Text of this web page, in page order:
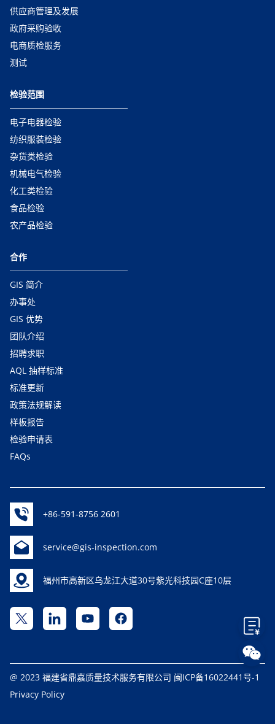
供应商管理及发展
政府采购验收
电商质检服务
测试
检验范围
电子电器检验
纺织服装检验
杂货类检验
机械电气检验
化工类检验
食品检验
农产品检验
合作
GIS 简介
办事处
GIS 优势
团队介绍
招聘求职
AQL 抽样标准
标准更新
政策法规解读
样板报告
检验申请表
FAQs
+86-591-8756 2601
service@gis-inspection.com
福州市高新区乌龙江大道30号紫光科技园C座10层
@ 2023 福建省鼎嘉质量技术服务有限公司 闽ICP备16022441号-1
Privacy Policy